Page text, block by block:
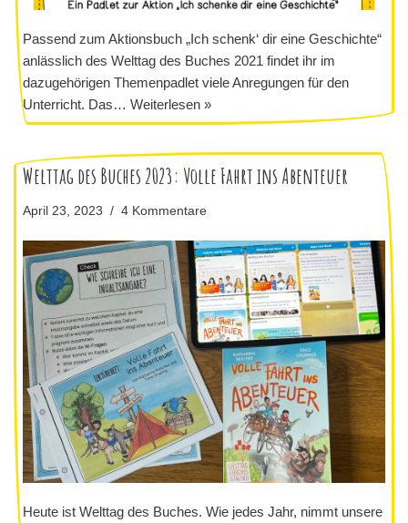
Passend zum Aktionsbuch „Ich schenk‘ dir eine Geschichte“
anlässlich des Welttag des Buches 2021 findet ihr im
dazugehörigen Themenpadlet viele Anregungen für den
Unterricht. Das… Weiterlesen »
Welttag des Buches 2023: Volle Fahrt ins Abenteuer
April 23, 2023 4 Kommentare
Heute ist Welttag des Buches. Wie jedes Jahr, nimmt unsere